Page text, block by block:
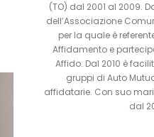
(TO) dal 2001 al 2009.
dell’Associazione
per la quale è
Affidamento e
Affido. Dal 2010 è
gruppi di Auto
affidatarie. Con suo
dal